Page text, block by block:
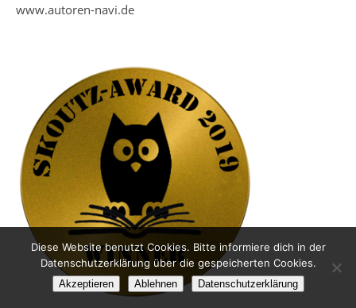
www.autoren-navi.de
Diese Website benutzt Cookies. Bitte informiere dich in der
Datenschutzerklärung über die gespeicherten Cookies.
Akzeptieren Ablehnen Datenschutzerklärung